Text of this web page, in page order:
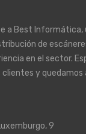
a Best Informática,
de
en el sector.
y quedamos
9